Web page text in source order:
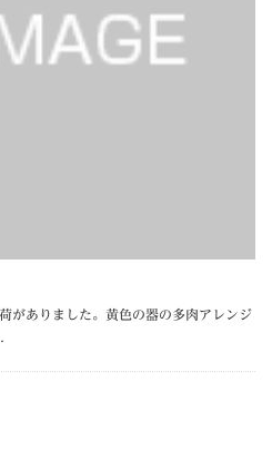
がありました。黄色の器の多肉アレンジ